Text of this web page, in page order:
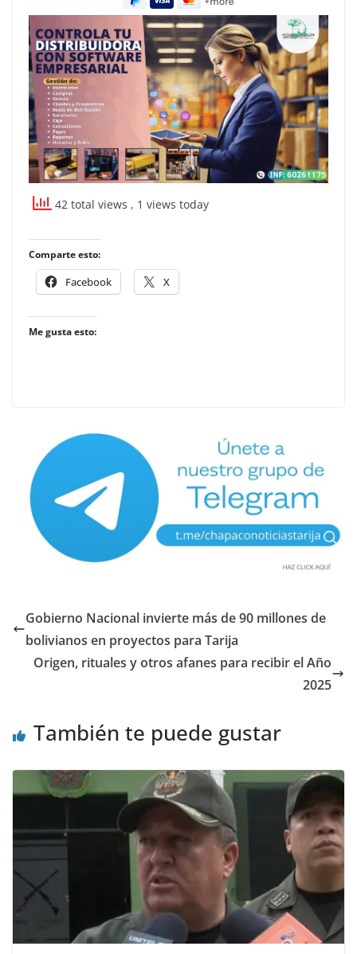
42 total views , 1 views today
Comparte esto:
Facebook X
Me gusta esto:
Gobierno Nacional invierte más de 90 millones de
bolivianos en proyectos para Tarija
Origen, rituales y otros afanes para recibir el Año
2025
También te puede gustar